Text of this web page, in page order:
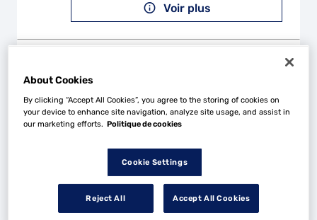
Voir plus
15.75
km
140 Avenue de la Dhuys
93170 BAGNOLET
Fermé aujourd'hui
Voir plus
About Cookies
By clicking “Accept All Cookies”, you agree to the storing of cookies on
your device to enhance site navigation, analyze site usage, and assist in
our marketing efforts. Politique de cookies
Cookie Settings
Reject All Accept All Cookies